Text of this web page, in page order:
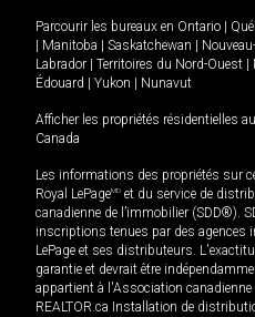
Parcourir les bureaux en Ontario
Manitoba Saskatchewan
Labrador
Territoires du Nord-Ouest
Édouard
Yukon Nunavut
Afficher les propriétés résidentielles
Canada
Les informations des propriétés sur
Royal LePageMD et du service de
canadienne de l’immobilier (SDD®).
inscriptions tenues par des agences
LePage et ses distributeurs.
garantie et devrait être
appartient à l'Association canadienne
REALTOR.ca Installation de